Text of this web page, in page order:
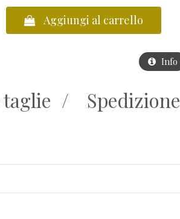
Aggiungi al carrello
Info
Spedizione